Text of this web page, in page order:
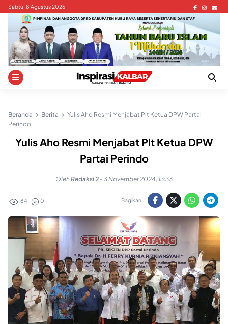
Skip
content
Sabtu, 8 Agustus 2026
Beranda Berita
Yulis Aho Resmi Menjabat Plt Ketua DPW Partai
Perindo
Yulis Aho Resmi Menjabat Plt Ketua DPW
Partai Perindo
OlehRedaksi 2 - 3 November 2024, 13:33
84 0 Bagikan: